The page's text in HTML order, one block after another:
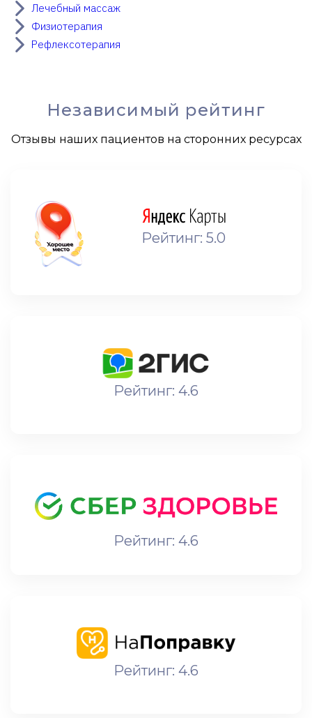
Лечебный массаж
Физиотерапия
Рефлексотерапия
Независимый рейтинг
Отзывы наших пациентов на сторонних ресурсах
Рейтинг: 5.0
Рейтинг: 4.6
Рейтинг: 4.6
Рейтинг: 4.6